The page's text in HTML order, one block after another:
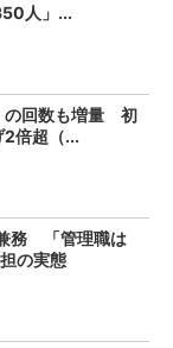
人」...
の回数も増量 初
倍超（...
務 「管理職は
の実態